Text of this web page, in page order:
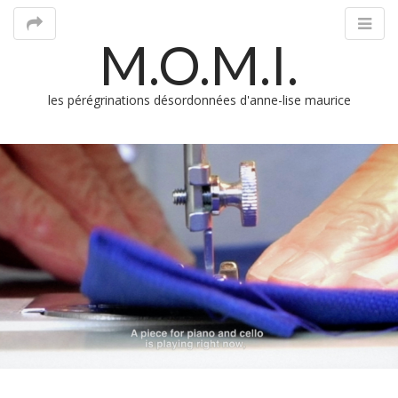
M.O.M.I.
les pérégrinations désordonnées d'anne-lise maurice